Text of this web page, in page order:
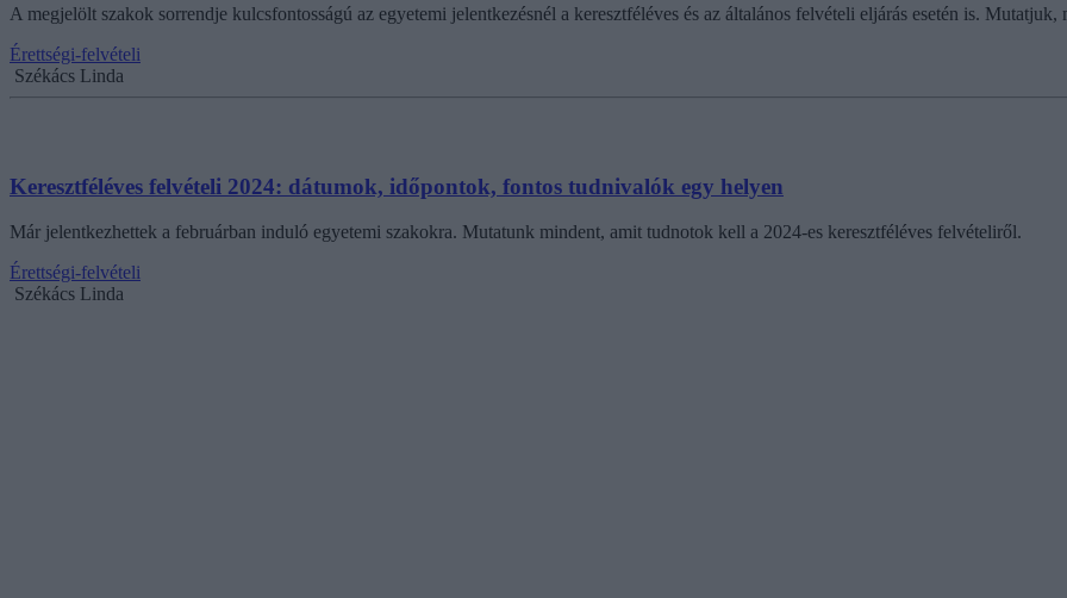
A megjelölt szakok sorrendje kulcsfontosságú az egyetemi jelentkezésnél a keresztféléves és az általános felvételi eljárás esetén is. Mutatjuk,
Érettségi-felvételi
Székács Linda
Keresztféléves felvételi 2024: dátumok, időpontok, fontos tudnivalók egy helyen
Már jelentkezhettek a februárban induló egyetemi szakokra. Mutatunk mindent, amit tudnotok kell a 2024-es keresztféléves felvételiről.
Érettségi-felvételi
Székács Linda